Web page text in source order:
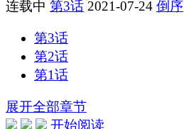
连载中 第3话 2021-07-24 倒序
第3话
第2话
第1话
展开全部章节
开始阅读